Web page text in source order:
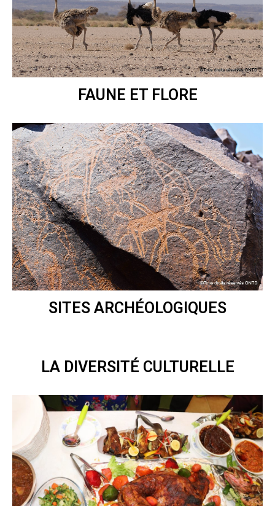
FAUNE ET FLORE
SITES ARCHÉOLOGIQUES
LA DIVERSITÉ CULTURELLE